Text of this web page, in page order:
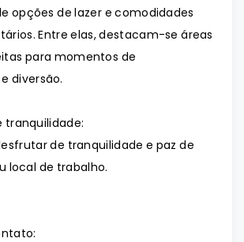
opções de lazer e comodidades
Entre elas, destacam-se áreas
para momentos de
diversão.
tranquilidade:
de tranquilidade e paz de
local de trabalho.